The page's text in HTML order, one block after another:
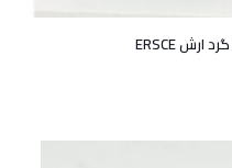
کلید گردان سه فاز چپ گرد راست گرد ارش ERSCE